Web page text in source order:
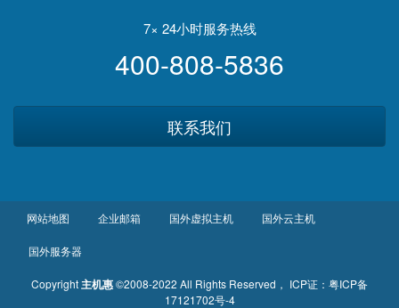
7× 24小时服务热线
400-808-5836
联系我们
网站地图 企业邮箱 国外虚拟主机 国外云主机
国外服务器
Copyright主机惠©2008-2022 All Rights Reserved ， ICP证： 粤ICP备
17121702号-4